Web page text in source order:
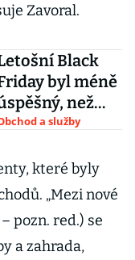
Zavoral.
Black
byl méně
než
předchozí. I
a služby
které byly
„Mezi nové
pozn. red.) se
a zahrada,